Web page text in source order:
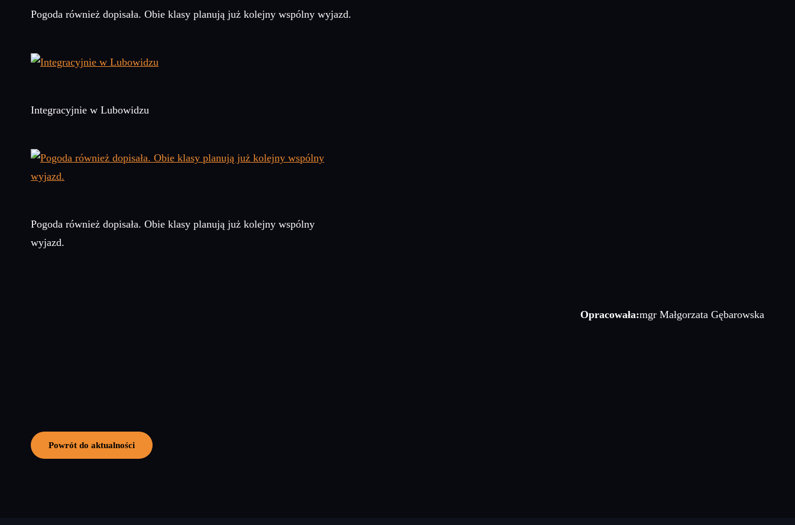
Pogoda również dopisała. Obie klasy planują już kolejny wspólny wyjazd.
Integracyjnie w Lubowidzu
Pogoda również dopisała. Obie klasy planują już kolejny wspólny
wyjazd.
Opracowała:mgr Małgorzata Gębarowska
Powrót do aktualności